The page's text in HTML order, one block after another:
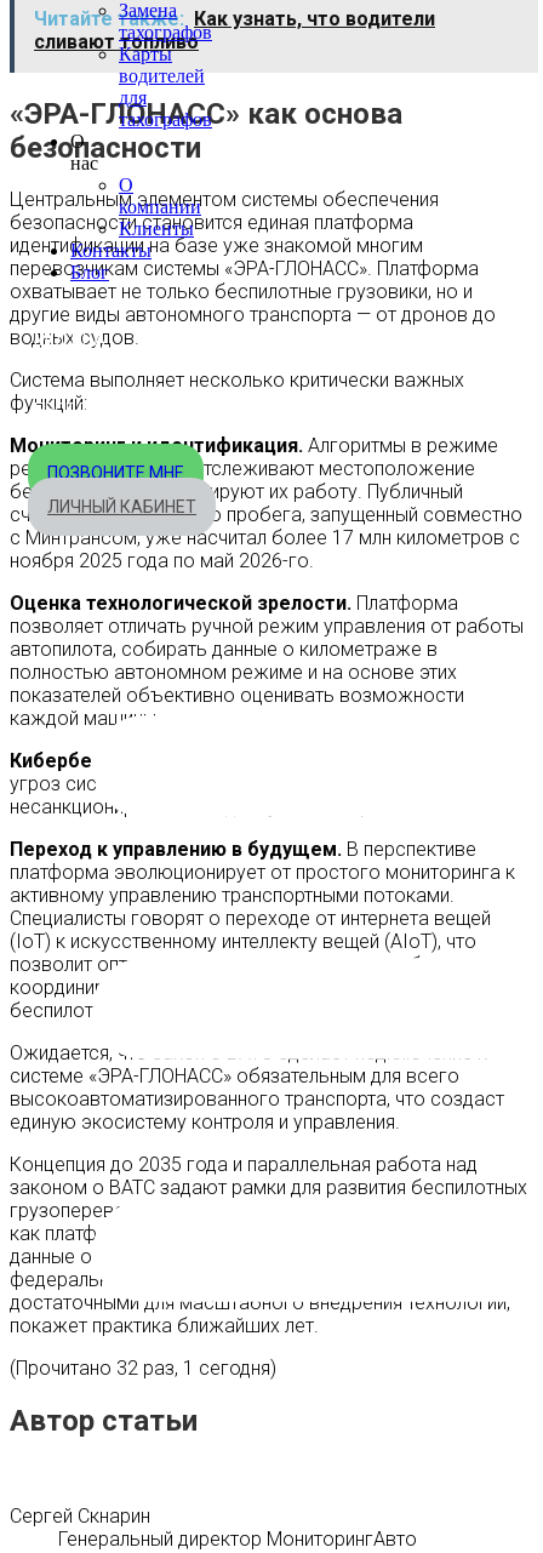
Замена
тахографов
Карты
водителей
для
тахографов
О
нас
О
компании
Клиенты
Контакты
Блог
МОСКВА
БЕСПЛАТНО ПО РОССИИ
ПОЗВОНИТЕ МНЕ
ЛИЧНЫЙ КАБИНЕТ
Читайте также: Как узнать, что водители
сливают топливо
«ЭРА-ГЛОНАСС» как основа
безопасности
Центральным элементом системы обеспечения
безопасности становится единая платформа
идентификации на базе уже знакомой многим
перевозчикам системы «ЭРА-ГЛОНАСС». Платформа
охватывает не только беспилотные грузовики, но и
другие виды автономного транспорта — от дронов до
водных судов.
Система выполняет несколько критически важных
функций:
Мониторинг и идентификация. Алгоритмы в режиме
реального времени отслеживают местоположение
беспилотников и фиксируют их работу. Публичный
счетчик безаварийного пробега, запущенный совместно
с Минтрансом, уже насчитал более 17 млн километров с
ноября 2025 года по май 2026-го.
Оценка технологической зрелости. Платформа
позволяет отличать ручной режим управления от работы
автопилота, собирать данные о километраже в
полностью автономном режиме и на основе этих
показателей объективно оценивать возможности
каждой машины.
Кибербезопасность.
угроз система обеспечивает защиту от
несанкционированного доступа и кибератак.
Переход к управлению в будущем. В перспективе
платформа эволюционирует от простого мониторинга к
активному управлению транспортными потоками.
Специалисты говорят о переходе от интернета вещей
(IoT) к искусственному интеллекту вещей (AIoT), что
позволит оптимально маршрутизировать роботов и
координировать работу воздушных, наземных и водных
беспилотников.
Ожидается, что закон о ВАТС сделает подключение к
системе «ЭРА-ГЛОНАСС» обязательным для всего
высокоавтоматизированного транспорта, что создаст
единую экосистему контроля и управления.
Концепция до 2035 года и параллельная работа над
законом о ВАТС задают рамки для развития беспилотных
грузоперевозок. Система «ЭРА-ГЛОНАСС» уже работает
как платформа идентификации и мониторинга, собирая
данные о работе автономных грузовиков на
федеральных трассах. Насколько эти меры окажутся
достаточными для масштабного внедрения технологий,
покажет практика ближайших лет.
(Прочитано 32 раз, 1 сегодня)
Автор статьи
Сергей Скнарин
Генеральный директор МониторингАвто